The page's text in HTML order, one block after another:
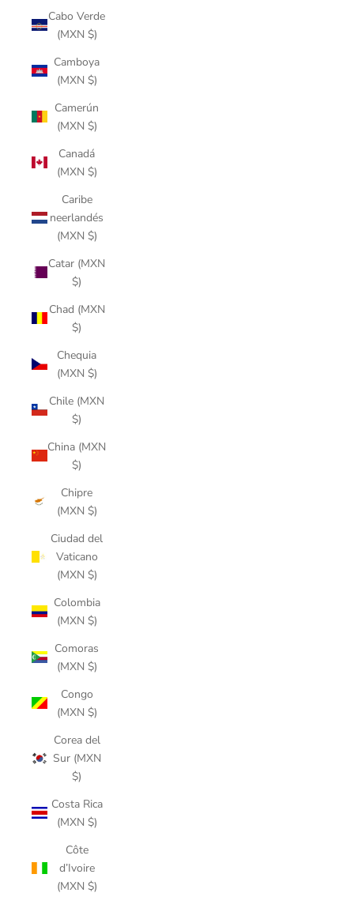
Cabo Verde
(MXN $)
Camboya
(MXN $)
Camerún
(MXN $)
Canadá
(MXN $)
Caribe
neerlandés
(MXN $)
Catar (MXN
$)
Chad (MXN
$)
Chequia
(MXN $)
Chile (MXN
$)
China (MXN
$)
Chipre
(MXN $)
Ciudad del
Vaticano
(MXN $)
Colombia
(MXN $)
Comoras
(MXN $)
Congo
(MXN $)
Corea del
Sur (MXN
$)
Costa Rica
(MXN $)
Côte
d’Ivoire
(MXN $)